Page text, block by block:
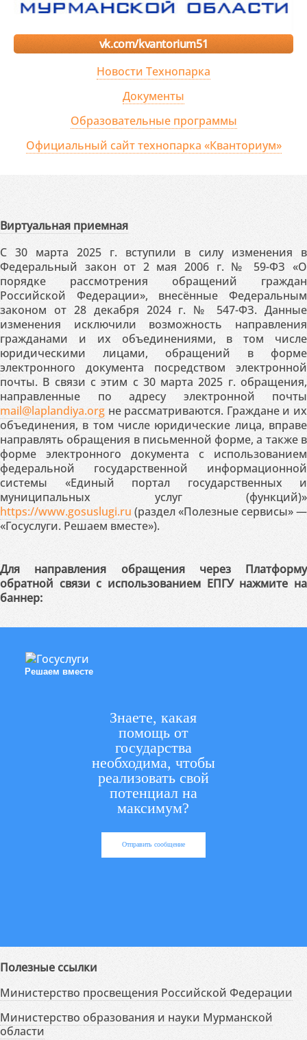
vk.com/kvantorium51
Новости Технопарка
Документы
Образовательные программы
Официальный сайт технопарка «Кванториум»
Виртуальная приемная
С 30 марта 2025 г. вступили в силу изменения в
Федеральный закон от 2 мая 2006 г. № 59-ФЗ «О
порядке рассмотрения обращений граждан
Российской Федерации», внесённые Федеральным
законом от 28 декабря 2024 г. № 547-ФЗ. Данные
изменения исключили возможность направления
гражданами и их объединениями, в том числе
юридическими лицами, обращений в форме
электронного документа посредством электронной
почты. В связи с этим с 30 марта 2025 г. обращения,
направленные по адресу электронной почты
mail@laplandiya.org не рассматриваются. Граждане и их
объединения, в том числе юридические лица, вправе
направлять обращения в письменной форме, а также в
форме электронного документа с использованием
федеральной государственной информационной
системы «Единый портал государственных и
муниципальных услуг (функций)»
https://www.gosuslugi.ru (раздел «Полезные сервисы» —
«Госуслуги. Решаем вместе»).
Для направления обращения через Платформу
обратной связи с использованием ЕПГУ нажмите на
баннер:
Решаем вместе
Знаете, какая
помощь от
государства
необходима, чтобы
реализовать свой
потенциал на
максимум?
Отправить сообщение
Полезные ссылки
Министерство просвещения Российской Федерации
Министерство образования и науки Мурманской
области